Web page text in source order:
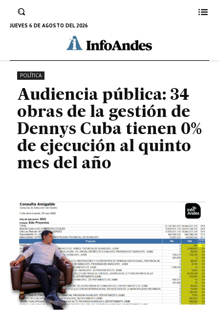
JUEVES 6 DE AGOSTO DEL 2026
0% de ejecución al quinto mes
del año
1 DE JUNIO DE 2025
POLÍTICA
Audiencia pública: 34
obras de la gestión de
Dennys Cuba tienen 0%
de ejecución al quinto
mes del año